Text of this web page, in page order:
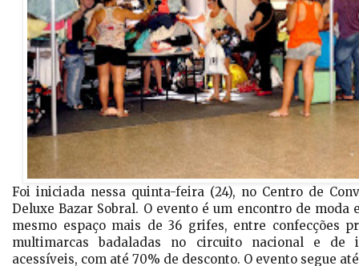
Foi iniciada nessa quinta-feira (24), no Centro de
Deluxe Bazar Sobral. O evento é um encontro de moda
mesmo espaço mais de 36 grifes, entre confecções
multimarcas badaladas no circuito nacional e de
acessíveis, com até 70% de desconto. O evento segue